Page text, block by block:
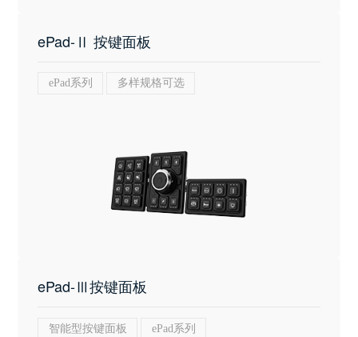
ePad-Ⅱ 按键面板
ePad系列 多样规格可选
ePad-Ⅲ按键面板
智能型按键面板 ePad系列